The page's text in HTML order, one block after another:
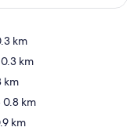
km
km
km
0.8 km
km